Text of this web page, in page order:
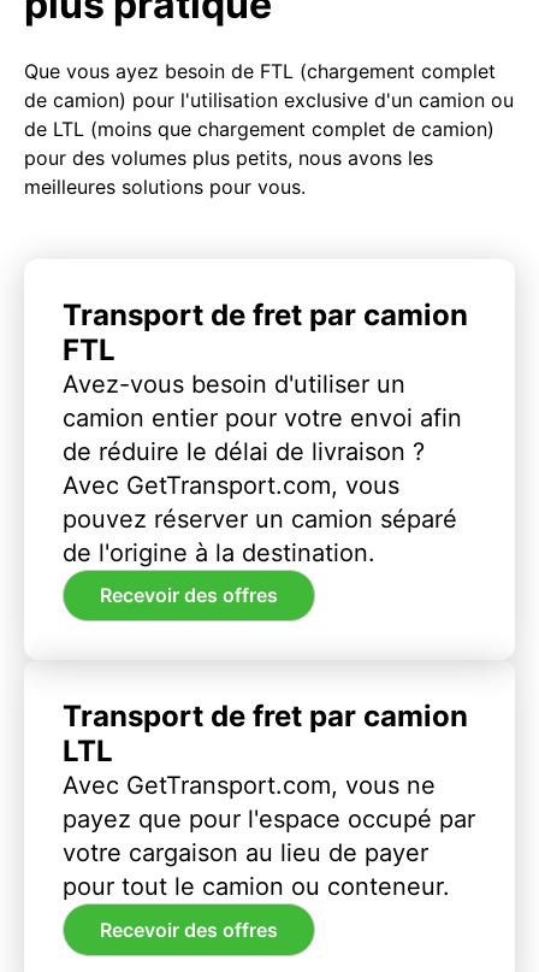
Que vous ayez besoin de FTL (chargement complet
de camion) pour l'utilisation exclusive d'un camion ou
de LTL (moins que chargement complet de camion)
pour des volumes plus petits, nous avons les
meilleures solutions pour vous.
Transport de fret par camion
FTL
Avez-vous besoin d'utiliser un
camion entier pour votre envoi afin
de réduire le délai de livraison ?
Avec GetTransport.com, vous
pouvez réserver un camion séparé
de l'origine à la destination.
Recevoir des offres
Transport de fret par camion
LTL
Avec GetTransport.com, vous ne
payez que pour l'espace occupé par
votre cargaison au lieu de payer
pour tout le camion ou conteneur.
Recevoir des offres